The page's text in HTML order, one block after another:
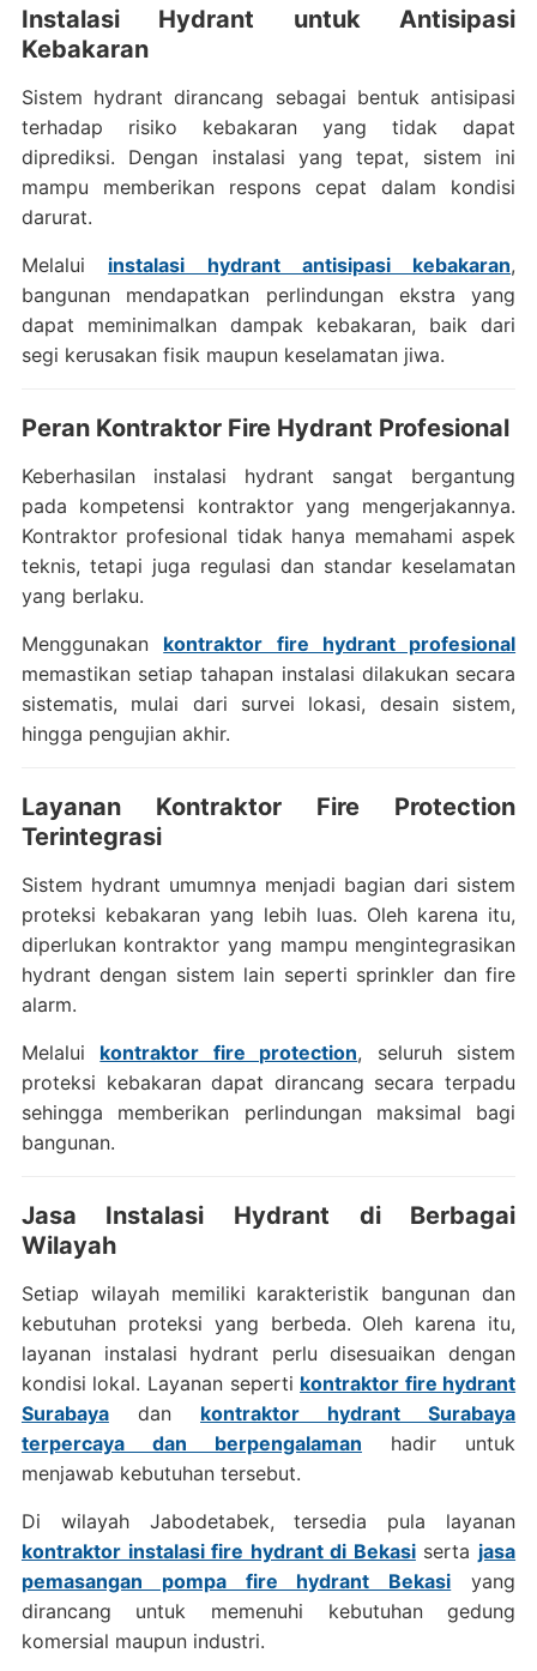
Instalasi Hydrant untuk Antisipasi
Kebakaran
Sistem hydrant dirancang sebagai bentuk antisipasi
terhadap risiko kebakaran yang tidak dapat
diprediksi. Dengan instalasi yang tepat, sistem ini
mampu memberikan respons cepat dalam kondisi
darurat.
Melalui instalasi hydrant antisipasi kebakaran,
bangunan mendapatkan perlindungan ekstra yang
dapat meminimalkan dampak kebakaran, baik dari
segi kerusakan fisik maupun keselamatan jiwa.
Peran Kontraktor Fire Hydrant Profesional
Keberhasilan instalasi hydrant sangat bergantung
pada kompetensi kontraktor yang mengerjakannya.
Kontraktor profesional tidak hanya memahami aspek
teknis, tetapi juga regulasi dan standar keselamatan
yang berlaku.
Menggunakan kontraktor fire hydrant profesional
memastikan setiap tahapan instalasi dilakukan secara
sistematis, mulai dari survei lokasi, desain sistem,
hingga pengujian akhir.
Layanan Kontraktor Fire Protection
Terintegrasi
Sistem hydrant umumnya menjadi bagian dari sistem
proteksi kebakaran yang lebih luas. Oleh karena itu,
diperlukan kontraktor yang mampu mengintegrasikan
hydrant dengan sistem lain seperti sprinkler dan fire
alarm.
Melalui kontraktor fire protection, seluruh sistem
proteksi kebakaran dapat dirancang secara terpadu
sehingga memberikan perlindungan maksimal bagi
bangunan.
Jasa Instalasi Hydrant di Berbagai
Wilayah
Setiap wilayah memiliki karakteristik bangunan dan
kebutuhan proteksi yang berbeda. Oleh karena itu,
layanan instalasi hydrant perlu disesuaikan dengan
kondisi lokal. Layanan seperti kontraktor fire hydrant
Surabayadan kontraktor hydrant Surabaya
terpercaya dan berpengalaman hadir untuk
menjawab kebutuhan tersebut.
Di wilayah Jabodetabek, tersedia pula layanan
kontraktor instalasi fire hydrant di Bekasiserta jasa
pemasangan pompa fire hydrant Bekasi yang
dirancang untuk memenuhi kebutuhan gedung
komersial maupun industri.